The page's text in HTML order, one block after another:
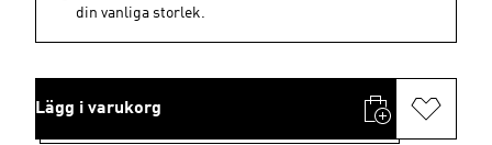
din vanliga storlek.
Lägg i varukorg